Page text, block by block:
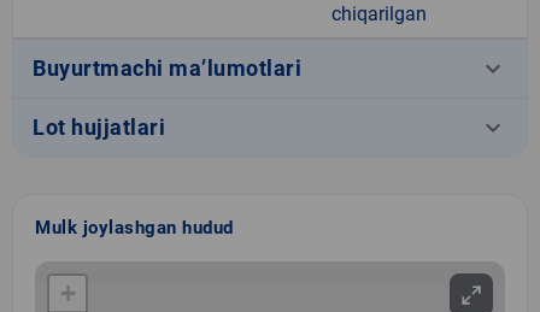
chiqarilgan
Buyurtmachi ma’lumotlari keyboard_arrow_down
Lot hujjatlari keyboard_arrow_down
Mulk joylashgan hudud
+